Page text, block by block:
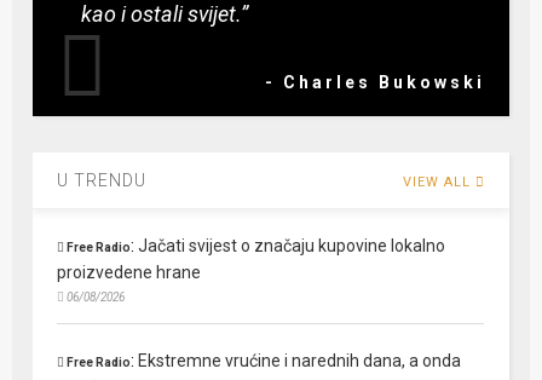
kao i ostali svijet.”
- Charles Bukowski
U TRENDU VIEW ALL
Free Radio:Jačati svijest o značaju kupovine lokalno
proizvedene hrane
06/08/2026
Free Radio: Ekstremne vrućine i narednih dana, a onda